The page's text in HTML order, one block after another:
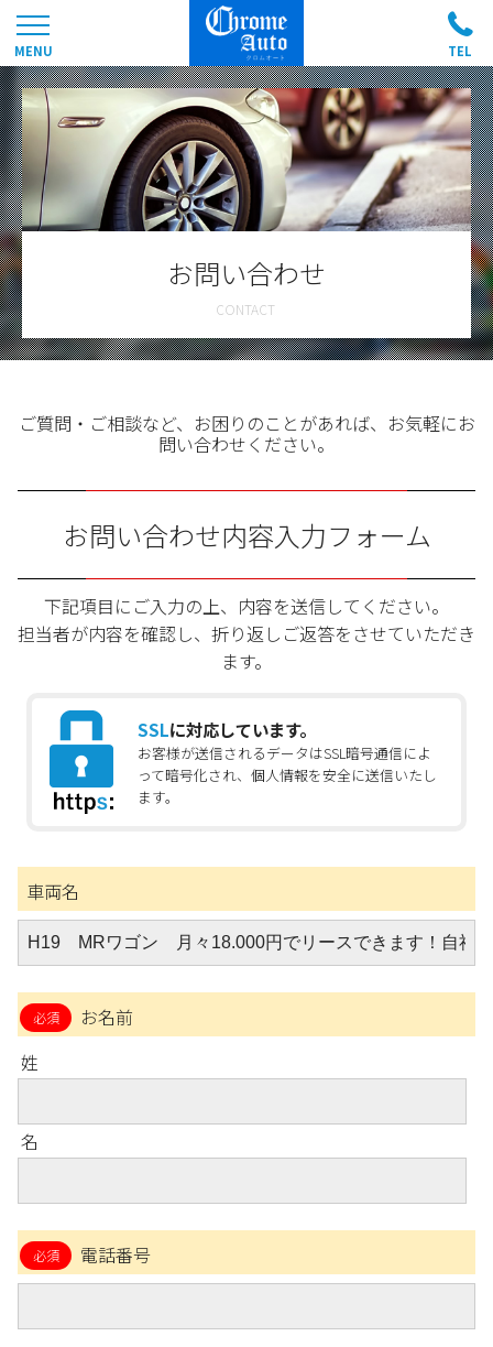
お問い合わせ
ご質問・ご相談など、お困りのことがあれば、お気軽にお
問い合わせください。
お問い合わせ内容入力フォーム
下記項目にご入力の上、内容を送信してください。
担当者が内容を確認し、折り返しご返答をさせていただき
ます。
SSLに対応しています。
お客様が送信されるデータはSSL暗号通信によ
って暗号化され、個人情報を安全に送信いたし
ます。
車両名
お名前
姓
名
電話番号